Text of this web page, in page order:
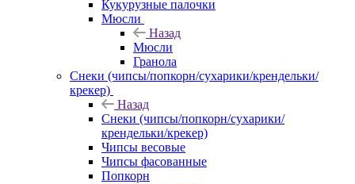
Кукурузные палочки
Мюсли
Назад
Мюсли
Гранола
Снеки (чипсы/попкорн/сухарики/крендельки/
крекер)
Назад
Снеки (чипсы/попкорн/сухарики/
крендельки/крекер)
Чипсы весовые
Чипсы фасованные
Попкорн